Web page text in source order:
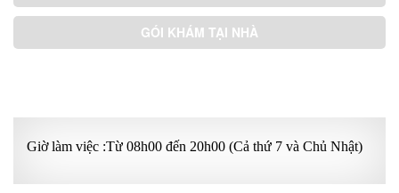
GÓI KHÁM TẠI NHÀ
Giờ làm việc :Từ 08h00 đến 20h00 (Cả thứ 7 và Chủ Nhật)